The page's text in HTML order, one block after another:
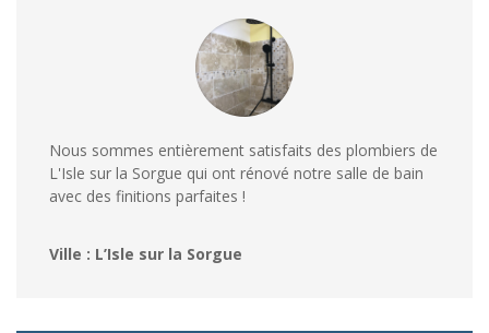
Nous sommes entièrement satisfaits des plombiers de
L'Isle sur la Sorgue qui ont rénové notre salle de bain
avec des finitions parfaites !
Ville : L’Isle sur la Sorgue